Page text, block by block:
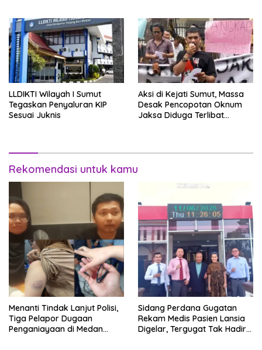
LLDIKTI Wilayah I Sumut
Tegaskan Penyaluran KIP
Sesuai Juknis
Aksi di Kejati Sumut, Massa
Desak Pencopotan Oknum
Jaksa Diduga Terlibat
Rekomendasi untuk kamu
Menanti Tindak Lanjut Polisi,
Tiga Pelapor Dugaan
Penganiayaan di Medan
Sidang Perdana Gugatan
Rekam Medis Pasien Lansia
Digelar, Tergugat Tak Hadir